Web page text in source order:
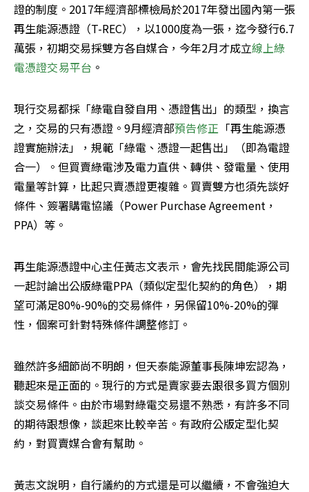
證的制度。2017年經濟部標檢局於2017年發出國內第一張
再生能源憑證（T-REC），以1000度為一張，迄今發行6.7
萬張，初期交易採雙方各自媒合，今年2月才成立線上綠
電憑證交易平台 。
現行交易都採「綠電自發自用、憑證售出」的類型，換言
之，交易的只有憑證。9月經濟部預告修正 「再生能源憑
證實施辦法」，規範「綠電、憑證一起售出」（即為電證
合一）。但買賣綠電涉及電力直供、轉供、發電量、使用
電量等計算，比起只賣憑證更複雜。買賣雙方也須先談好
條件、簽署購電協議（Power Purchase Agreement，
PPA）等。
再生能源憑證中心主任黃志文表示，會先找民間能源公司
一起討論出公版綠電PPA（類似定型化契約的角色），期
望可滿足80%-90%的交易條件，另保留10%-20%的彈
性，個案可針對特殊條件調整修訂。
雖然許多細節尚不明朗，但天泰能源董事長陳坤宏認為，
聽起來是正面的。現行的方式是賣家要去跟很多買方個別
談交易條件。由於市場對綠電交易還不熟悉，有許多不同
的期待跟想像，談起來比較辛苦。有政府公版定型化契
約，對買賣媒合會有幫助。
黃志文說明，自行議約的方式還是可以繼續，不會強迫大